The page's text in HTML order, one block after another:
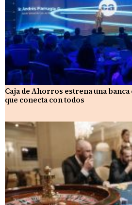
Caja de Ahorros estrena una
que conecta con todos